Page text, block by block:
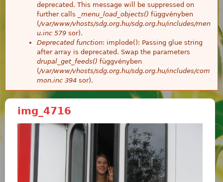
deprecated. This message will be suppressed on
further calls
_menu_load_objects() függvényben
(/var/www/vhosts/sdg.org.hu/sdg.org.hu/includes/men
u.inc 579 sor).
Deprecated function: implode(): Passing glue string
after array is deprecated. Swap the parameters
drupal_get_feeds() függvényben
(/var/www/vhosts/sdg.org.hu/sdg.org.hu/includes/com
mon.inc 394 sor).
img_4716